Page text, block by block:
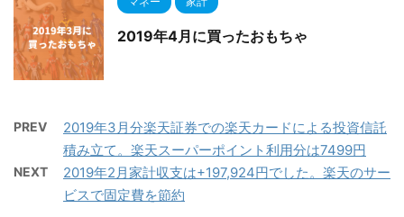
2019年4月に買ったおもちゃ
PREV
2019年3月分楽天証券での楽天カードによる投資信託
積み立て。楽天スーパーポイント利用分は7499円
NEXT
2019年2月家計収支は+197,924円でした。楽天のサー
ビスで固定費を節約